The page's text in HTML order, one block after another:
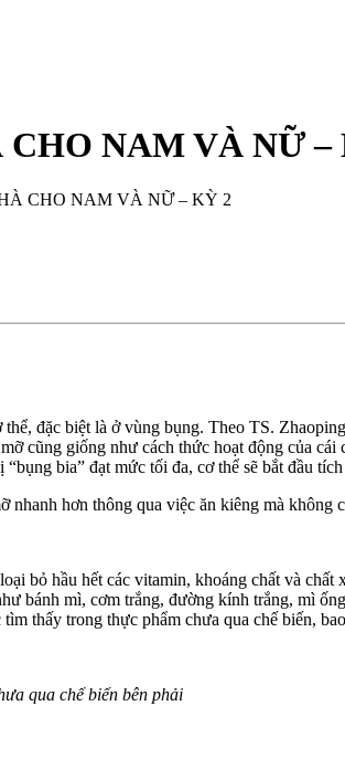
NAM VÀ NỮ –
CHO NAM VÀ NỮ – KỲ 2
đặc biệt là ở vùng bụng. Theo TS.
cũng giống như cách thức hoạt động của
bia” đạt mức tối đa, cơ thể sẽ bắt đầu
hơn thông qua việc ăn kiêng mà không
bỏ hầu hết các vitamin, khoáng chất và
bánh mì, cơm trắng, đường kính trắng, mì
thấy trong thực phẩm chưa qua chế biến,
qua chế biến bên phải